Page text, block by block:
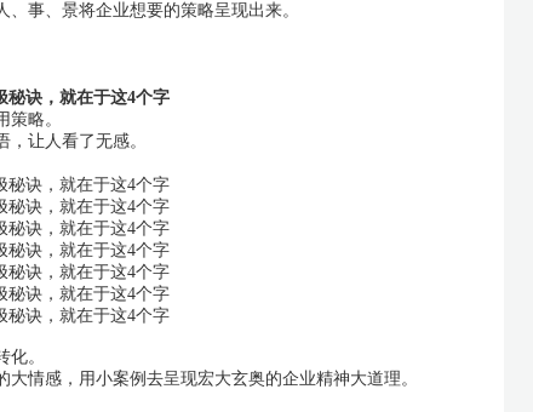
事、景将企业想要的策略呈现出来。
略。
让人看了无感。
。
情感，用小案例去呈现宏大玄奥的企业精神大道理。